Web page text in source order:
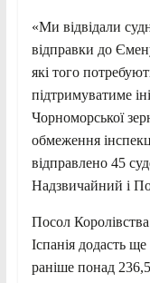
«Ми відвідали
відправки до
які того
підтримуватиме
Чорноморської
обмеження
відправлено 45
Надзвичайний і
Посол
Іспанія додасть
раніше понад